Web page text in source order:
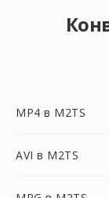
MP4 в M2TS
AVI в M2TS